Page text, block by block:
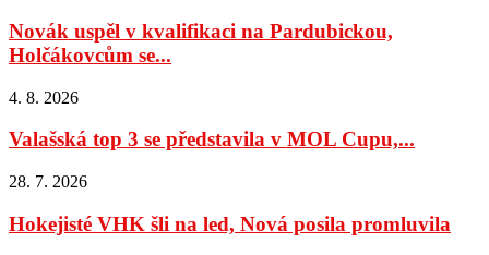
Novák uspěl v kvalifikaci na Pardubickou,
Holčákovcům se...
4. 8. 2026
Valašská top 3 se představila v MOL Cupu,...
28. 7. 2026
Hokejisté VHK šli na led, Nová posila promluvila